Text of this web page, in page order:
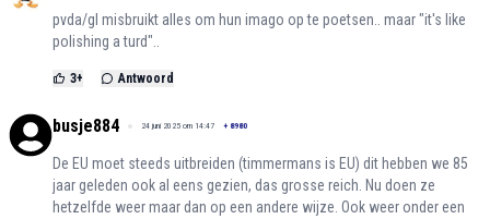
pvda/gl misbruikt alles om hun imago op te poetsen.. maar "it's like
polishing a turd"..
3+ Antwoord
busje884 24 juni 2025 om 14:47 + 8980
De EU moet steeds uitbreiden (timmermans is EU) dit hebben we 85
jaar geleden ook al eens gezien, das grosse reich. Nu doen ze
hetzelfde weer maar dan op een andere wijze. Ook weer onder een